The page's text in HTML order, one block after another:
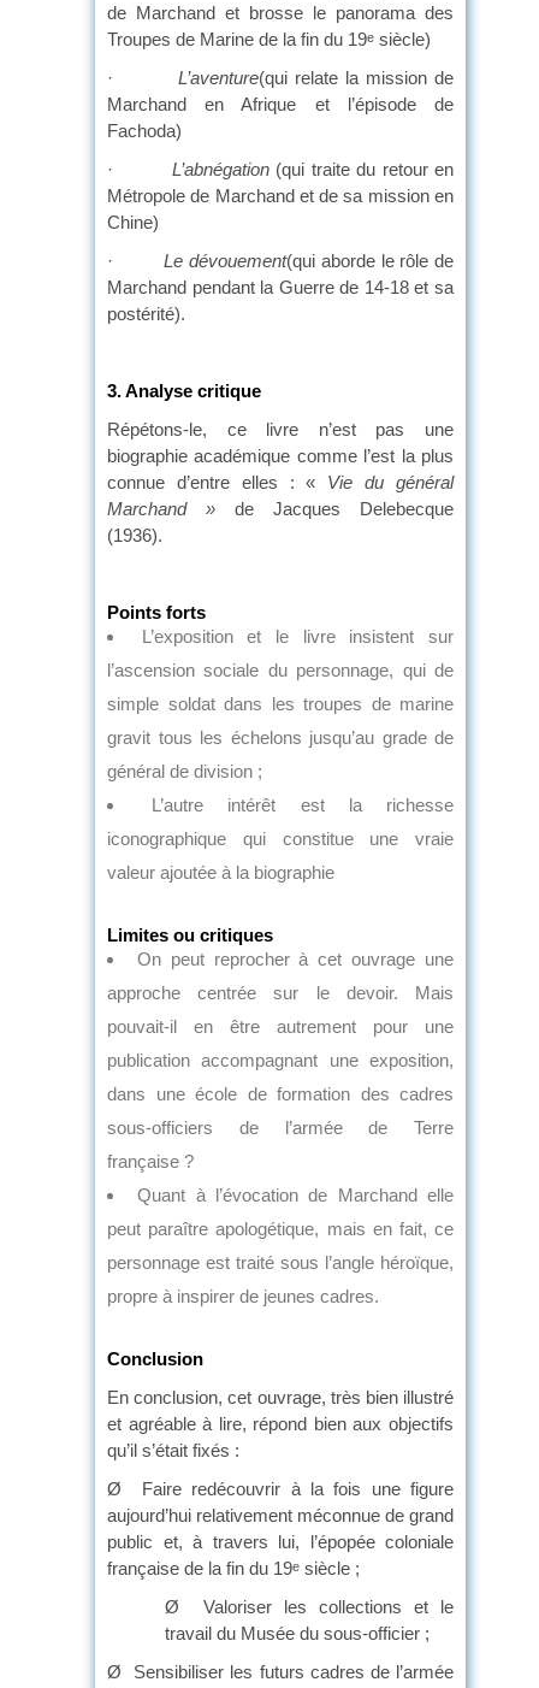
de Marchand et brosse le panorama des
Troupes de Marine de la fin du 19e siècle)
· L’aventure(qui relate la mission de
Marchand en Afrique et l’épisode de
Fachoda)
· L’abnégation (qui traite du retour en
Métropole de Marchand et de sa mission en
Chine)
·Le dévouement(qui aborde le rôle de
Marchand pendant la Guerre de 14-18 et sa
postérité).
3. Analyse critique
Répétons-le, ce livre n’est pas une
biographie académique comme l’est la plus
connue d’entre elles : « Vie du général
Marchand » de Jacques Delebecque
(1936).
Points forts
L’exposition et le livre insistent sur
l’ascension sociale du personnage, qui de
simple soldat dans les troupes de marine
gravit tous les échelons jusqu’au grade de
général de division ;
L’autre intérêt est la richesse
iconographique qui constitue une vraie
valeur ajoutée à la biographie
Limites ou critiques
On peut reprocher à cet ouvrage une
approche centrée sur le devoir. Mais
pouvait-il en être autrement pour une
publication accompagnant une exposition,
dans une école de formation des cadres
sous-officiers de l’armée de Terre
française ?
Quant à l’évocation de Marchand elle
peut paraître apologétique, mais en fait, ce
personnage est traité sous l’angle héroïque,
propre à inspirer de jeunes cadres.
Conclusion
En conclusion, cet ouvrage, très bien illustré
et agréable à lire, répond bien aux objectifs
qu’il s’était fixés :
Ø Faire redécouvrir à la fois une figure
aujourd’hui relativement méconnue de grand
public et, à travers lui, l’épopée coloniale
française de la fin du 19e siècle ;
Ø Valoriser les collections et le
travail du Musée du sous-officier ;
Ø Sensibiliser les futurs cadres de l’armée